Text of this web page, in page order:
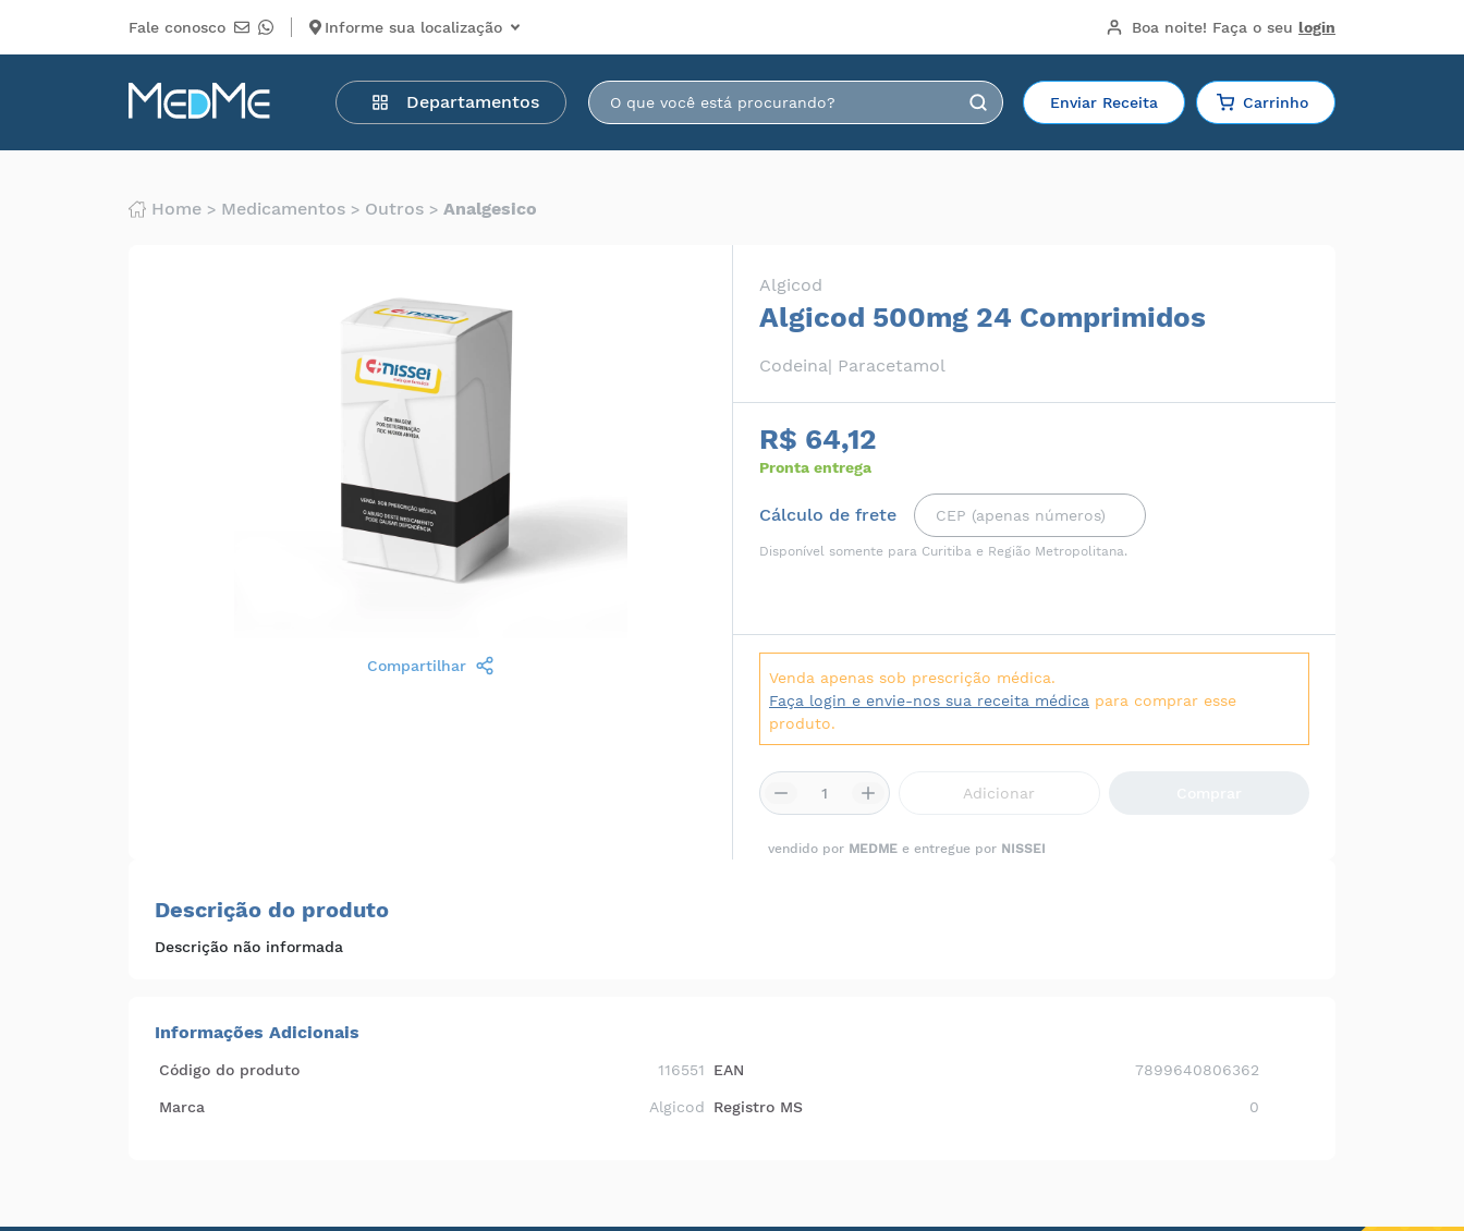
Fale conosco Informe sua localização Boa noite! Faça o seu login
Departamentos Enviar Receita Carrinho
Departamentos
Medicamentos
Higiene
Home Medicamentos Outros Analgesico
Compartilhar
Algicod
Algicod 500mg 24 Comprimidos
Codeina| Paracetamol
R$ 64,12
Pronta entrega
Cálculo de frete
Disponível somente para Curitiba e Região Metropolitana.
Venda apenas sob prescrição médica.
Faça login e envie-nos sua receita médica para comprar esse
produto.
Adicionar
vendido por MEDME e entregue por NISSEI
Descrição do produto
Descrição não informada
Informações Adicionais
Código do produto 116551 EAN 7899640806362
Marca Algicod Registro MS 0